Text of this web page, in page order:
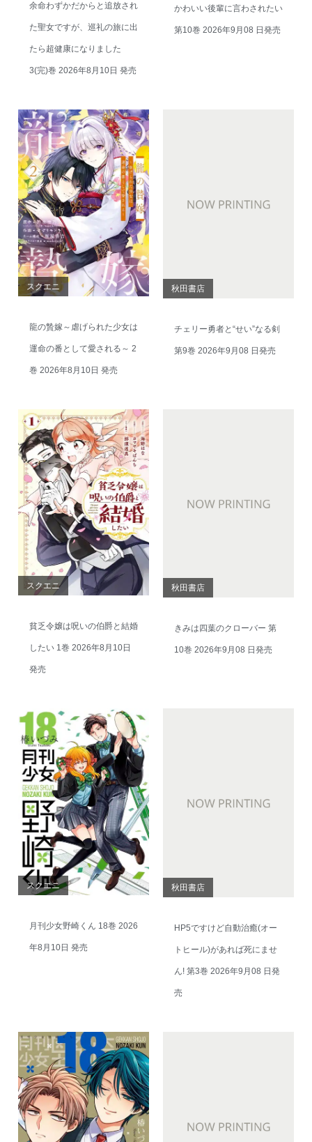
余命わずかだからと追放され
た聖女ですが、巡礼の旅に出
たら超健康になりました
3(完)巻 2026年8月10日 発売
かわいい後輩に言わされたい
第10巻 2026年9月08 日発売
スクエニ
龍の贄嫁～虐げられた少女は
運命の番として愛される～ 2
巻 2026年8月10日 発売
秋田書店
チェリー勇者と“せい”なる剣
第9巻 2026年9月08 日発売
スクエニ
貧乏令嬢は呪いの伯爵と結婚
したい 1巻 2026年8月10日
発売
秋田書店
きみは四葉のクローバー 第
10巻 2026年9月08 日発売
スクエニ
月刊少女野崎くん 18巻 2026
年8月10日 発売
秋田書店
HP5ですけど自動治癒(オー
トヒール)があれば死にませ
ん! 第3巻 2026年9月08 日発
売